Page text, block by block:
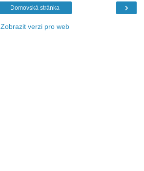
›
Domovská stránka
Zobrazit verzi pro web